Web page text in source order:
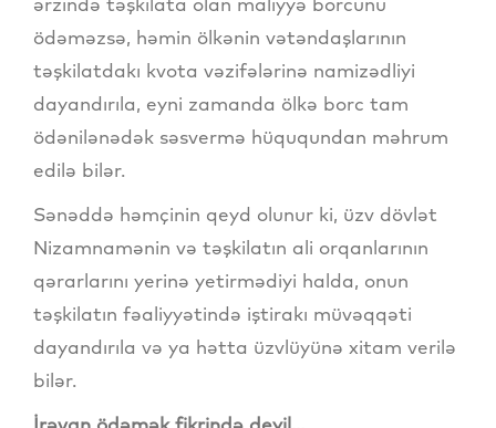
ödəməzsə, həmin ölkənin vətəndaşlarının
təşkilatdakı kvota vəzifələrinə namizədliyi
dayandırıla, eyni zamanda ölkə borc tam
ödənilənədək səsvermə hüququndan məhrum
edilə bilər.
Sənəddə həmçinin qeyd olunur ki, üzv dövlət
Nizamnamənin və təşkilatın ali orqanlarının
qərarlarını yerinə yetirmədiyi halda, onun
təşkilatın fəaliyyətində iştirakı müvəqqəti
dayandırıla və ya hətta üzvlüyünə xitam verilə
bilər.